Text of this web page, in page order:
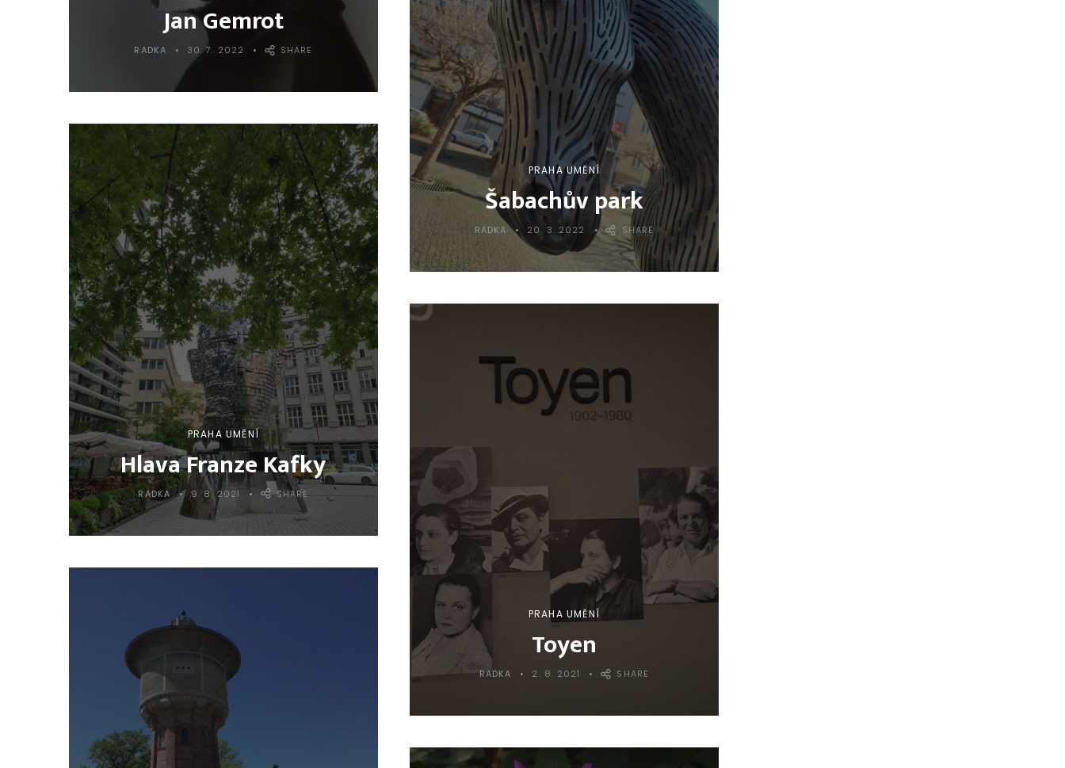
Jan Gemrot
RADKA 30. 7. 2022 SHARE
PRAHA UMĚNÍ
Šabachův park
RADKA 20. 3. 2022 SHARE
PRAHA UMĚNÍ
Hlava Franze Kafky
RADKA 9. 8. 2021 SHARE
PRAHA UMĚNÍ
Toyen
RADKA 2. 8. 2021 SHARE